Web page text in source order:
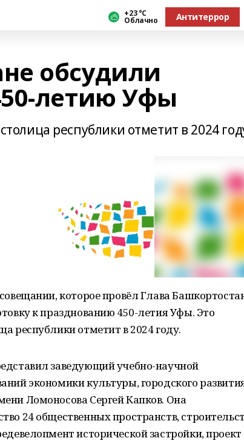
+23 °С
Облачно Антитеррор
обсудили
летию Уфы
республики отметит в 2024
которое провёл Глава
к празднованию 450-летия Уфы. Это
республики отметит в 2024 году.
заведующий учебно-научной
экономики культуры, городского
Ломоносова Сергей Капков. Она
24 общественных пространств,
исторической застройки, проект